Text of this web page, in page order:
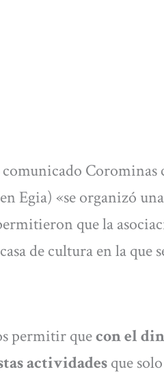
Corominas
Egia) «se organizó
que la
de cultura en la que
permitir quecon el
actividadesque